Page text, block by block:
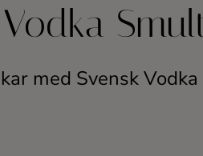
med Svensk